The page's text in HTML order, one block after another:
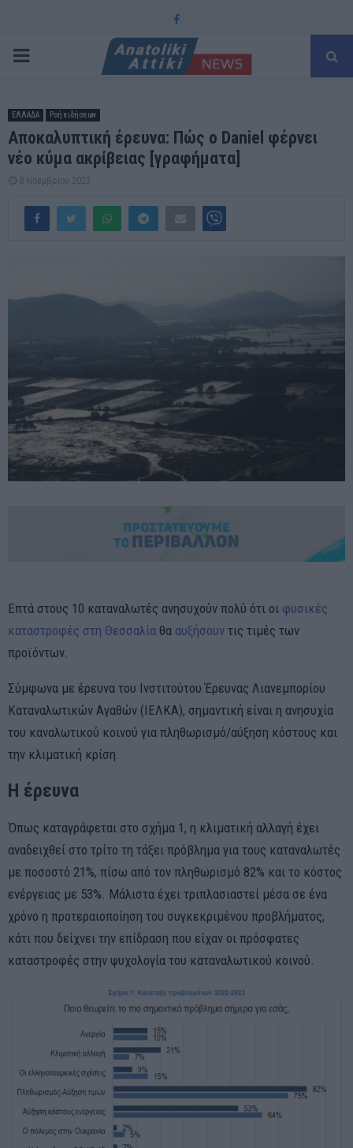
Facebook
PRIMARY
ΕΛΛΑΔΑ Ροή ειδήσεων
Αποκαλυπτική έρευνα: Πώς ο Daniel φέρνει
νέο κύμα ακρίβειας [γραφήματα]
8 Νοεμβρίου 2023
Επτά στους 10 καταναλωτές ανησυχούν πολύ ότι οι φυσικές
καταστροφές στη Θεσσαλία θα αυξήσουν τις τιμές των
προϊόντων.
Σύμφωνα με έρευνα του Ινστιτούτου Έρευνας Λιανεμπορίου
Καταναλωτικών Αγαθών (ΙΕΛΚΑ), σημαντική είναι η ανησυχία
του καναλωτικού κοινού για πληθωρισμό/αύξηση κόστους και
την κλιματική κρίση.
Η έρευνα
Όπως καταγράφεται στο σχήμα 1, η κλιματική αλλαγή έχει
αναδειχθεί στο τρίτο τη τάξει πρόβλημα για τους καταναλωτές
με ποσοστό 21%, πίσω από τον πληθωρισμό 82% και το κόστος
ενέργειας με 53%. Μάλιστα έχει τριπλασιαστεί μέσα σε ένα
χρόνο η προτεραιοποίηση του συγκεκριμένου προβλήματος,
κάτι που δείχνει την επίδραση που είχαν οι πρόσφατες
καταστροφές στην ψυχολογία του καταναλωτικού κοινού.